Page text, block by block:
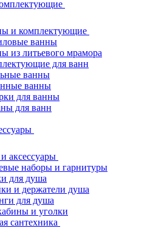
и комплектующие
ванны
из литьевого мрамора
для ванн
ванны
ванны
для ванны
для ванн
аксессуары
наборы и гарнитуры
для душа
и держатели душа
для душа
и уголки
сантехника